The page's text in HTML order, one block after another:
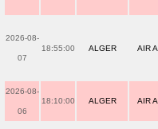
2026-08-
07
18:55:00 ALGER AIR
2026-08-
06
18:10:00 ALGER AIR